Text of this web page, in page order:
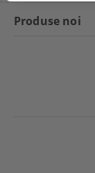
Produse noi